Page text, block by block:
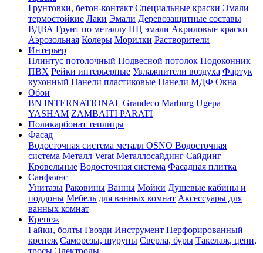
Грунтовки, бетон-контакт Специальные краски Эмали
термостойкие Лаки Эмали Деревозащитные составы
ВДВА Грунт по металлу НЦ эмали Акриловые краски
Аэрозольная Колеры Морилки Растворители
Интерьер
Плинтус потолочный Подвесной потолок Подоконник
ПВХ Рейки интерьерные Увлажнители воздуха Фартук
кухонный Панели пластиковые Панели МДФ Окна
Обои
BN INTERNATIONAL Grandeco Marburg Ugepa
YASHAM ZAMBAITI PARATI
Поликарбонат теплицы
Фасад
Водосточная система металл OSNO Водосточная
система Металл Verat Металлосайдинг Сайдинг
Кровельные Водосточная система Фасадная плитка
Санфаянс
Унитазы Раковины Ванны Мойки Душевые кабины и
поддоны Мебель для ванных комнат Аксессуары для
ванных комнат
Крепеж
Гайки, болты Гвозди Инструмент Перфорированный
крепеж Саморезы, шурупы Сверла, буры Такелаж, цепи,
тросы Электроды